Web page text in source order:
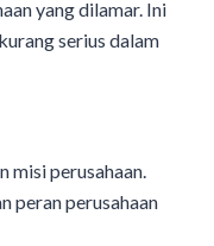
yang dilamar. Ini
serius dalam
misi perusahaan.
peran perusahaan